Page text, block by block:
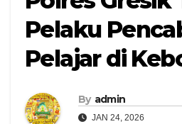
Pelaku
Pelajar di
By admin
JAN 24, 2026